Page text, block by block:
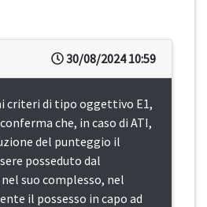
30/08/2024 10:59
criteri di tipo oggettivo E1,
che, in caso di ATI,
del punteggio il
posseduto dal
suo complesso, nel
il possesso in capo ad